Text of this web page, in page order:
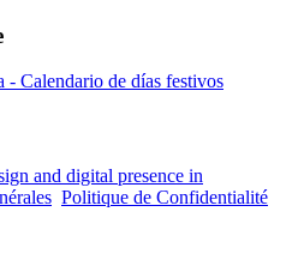
- Calendario de días festivos
and digital presence in
Politique de Confidentialité